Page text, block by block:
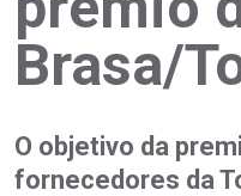
Brasa/
O objetivo da
fornecedores da